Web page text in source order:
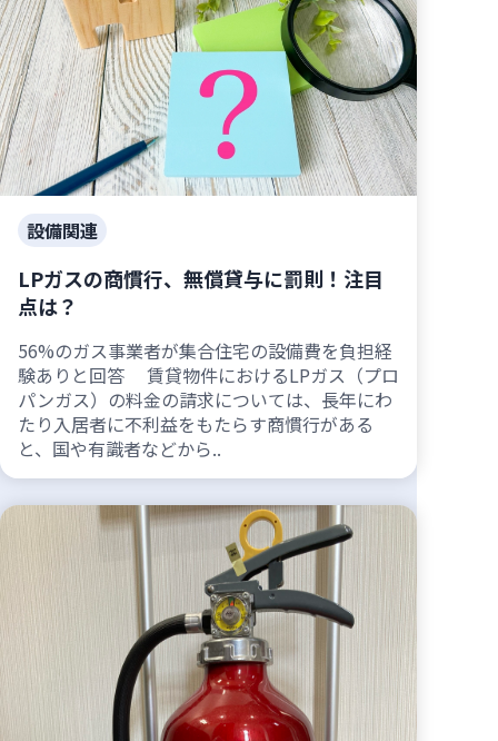
設備関連
LPガスの商慣行、無償貸与に罰則！注目
点は？
56%のガス事業者が集合住宅の設備費を負担経
験ありと回答 賃貸物件におけるLPガス（プロ
パンガス）の料金の請求については、長年にわ
たり入居者に不利益をもたらす商慣行がある
と、国や有識者などから..